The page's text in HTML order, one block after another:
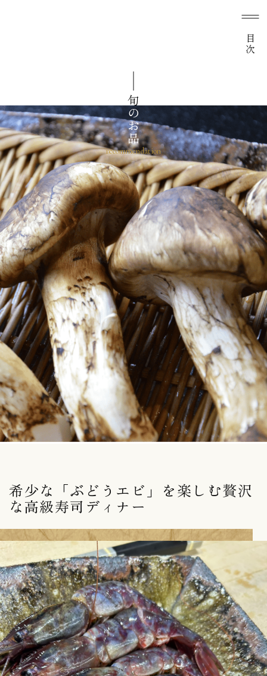
目次
旬
のお品
希少な「ぶどうエビ」を楽しむ贅沢
な高級寿司ディナー